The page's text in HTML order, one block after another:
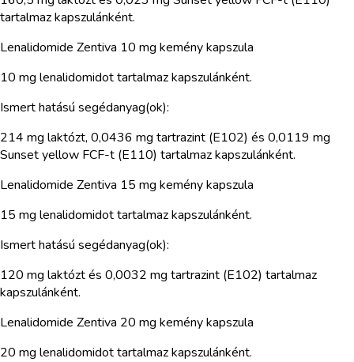
tartalmaz kapszulánként.
Lenalidomide Zentiva 10 mg kemény kapszula
10 mg lenalidomidot tartalmaz kapszulánként.
Ismert hatású segédanyag(ok):
214 mg laktózt, 0,0436 mg tartrazint (E102) és 0,0119 mg
Sunset yellow FCF-t (E110) tartalmaz kapszulánként.
Lenalidomide Zentiva 15 mg kemény kapszula
15 mg lenalidomidot tartalmaz kapszulánként.
Ismert hatású segédanyag(ok):
120 mg laktózt és 0,0032 mg tartrazint (E102) tartalmaz
kapszulánként.
Lenalidomide Zentiva 20 mg kemény kapszula
20 mg lenalidomidot tartalmaz kapszulánként.